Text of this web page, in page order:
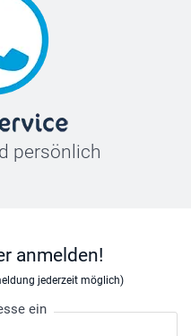
persönlich
anmelden!
jederzeit möglich)
ein